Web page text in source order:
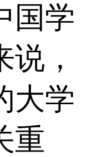
国学
，
大学
重